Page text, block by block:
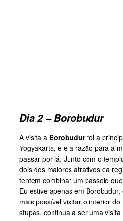
Dia 2 – Borobudur
A visita a Borobudurfoi a
Yogyakarta, e é a razão para a
passar por lá. Junto com o
dois dos maiores atrativos da
tentem combinar um passeio
Eu estive apenas em
mais possível visitar o interior
stupas, continua a ser uma